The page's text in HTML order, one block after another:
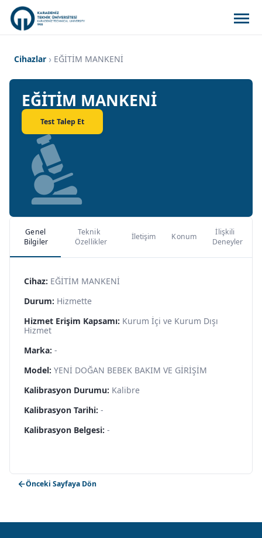
Cihazlar EĞİTİM MANKENİ
EĞİTİM MANKENİ
Test Talep Et
Genel
Bilgiler
Teknik
Özellikler
İletişim Konum
İlişkili
Deneyler
Cihaz: EĞİTİM MANKENİ
Durum: Hizmette
Hizmet Erişim Kapsamı: Kurum İçi ve Kurum Dışı
Hizmet
Marka: -
Model: YENİ DOĞAN BEBEK BAKIM VE GİRİŞİM
Kalibrasyon Durumu: Kalibre
Kalibrasyon Tarihi: -
Kalibrasyon Belgesi: -
Önceki Sayfaya Dön